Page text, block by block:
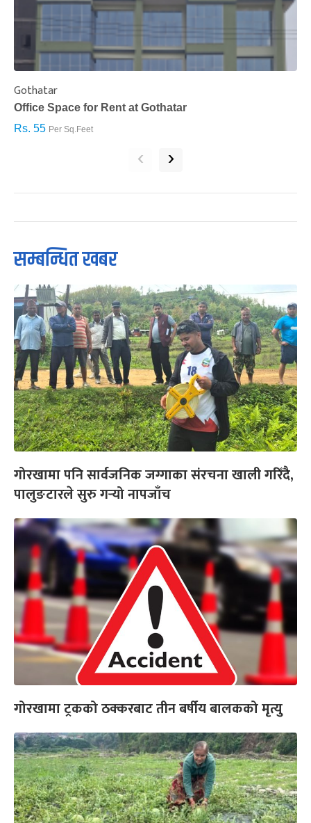
Gothatar
Office Space for Rent at Gothatar
Rs. 55 Per Sq.Feet
‹ ›
सम्बन्धित खबर
गोरखामा पनि सार्वजनिक जग्गाका संरचना खाली गरिँदै,
पालुङटारले सुरु गर्‍यो नापजाँच
गोरखामा ट्रकको ठक्करबाट तीन बर्षीय बालकको मृत्यु